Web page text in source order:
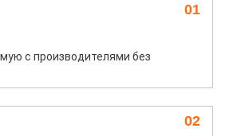
с производителями без
01
02